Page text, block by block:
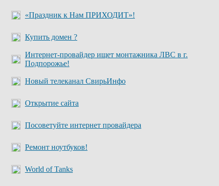
«Праздник к Нам ПРИХОДИТ»!
Купить домен ?
Интернет-провайдер ищет монтажника ЛВС в г.
Подпорожье!
Новый телеканал СвирьИнфо
Открытие сайта
Посоветуйте интернет провайдера
Ремонт ноутбуков!
World of Tanks